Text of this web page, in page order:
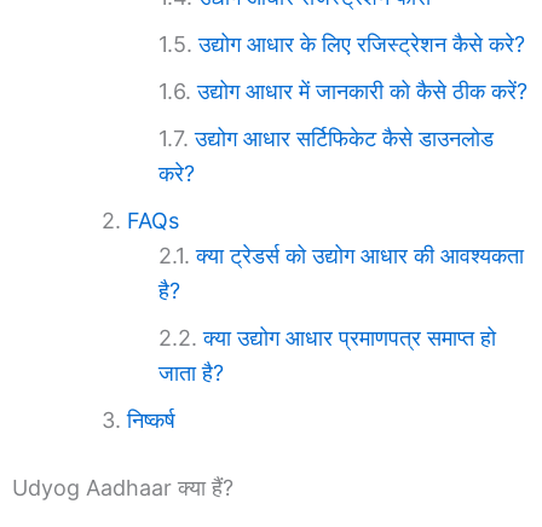
उद्योग आधार के लिए रजिस्ट्रेशन कैसे करे?
उद्योग आधार में जानकारी को कैसे ठीक करें?
उद्योग आधार सर्टिफिकेट कैसे डाउनलोड
करे?
FAQs
क्या ट्रेडर्स को उद्योग आधार की आवश्यकता
है?
क्या उद्योग आधार प्रमाणपत्र समाप्त हो
जाता है?
निष्कर्ष
Udyog Aadhaar क्या हैं?